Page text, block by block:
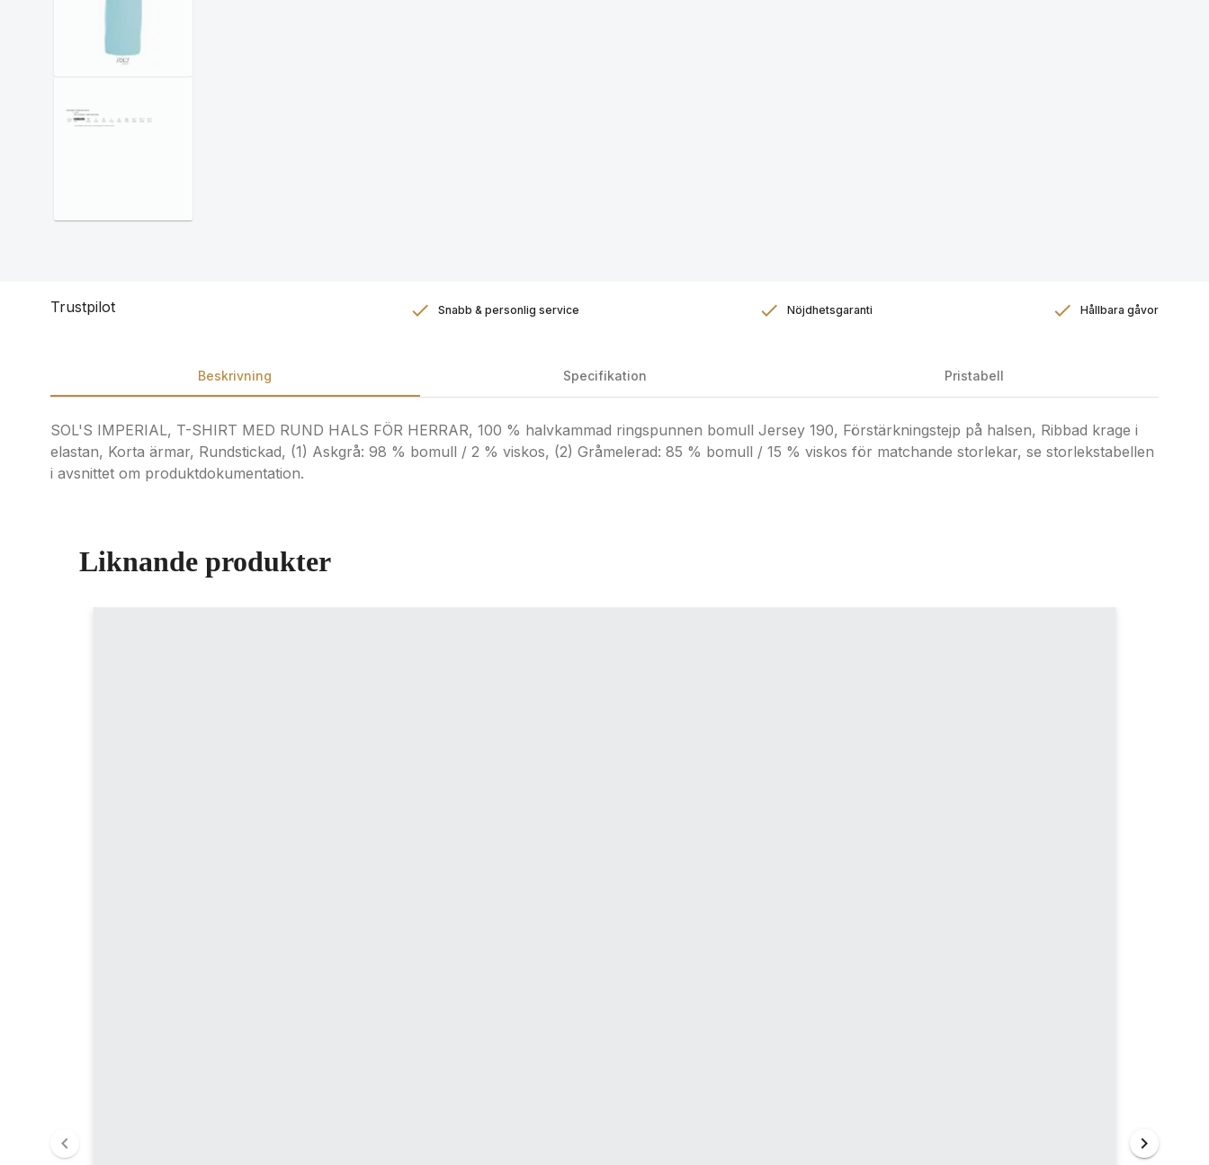
Trustpilot Snabb & personlig service Nöjdhetsgaranti Hållbara gåvor
Beskrivning Specifikation Pristabell
SOL'S IMPERIAL, T-SHIRT MED RUND HALS FÖR HERRAR, 100 % halvkammad ringspunnen bomull Jersey 190, Förstärkningstejp på halsen, Ribbad krage i
elastan, Korta ärmar, Rundstickad, (1) Askgrå: 98 % bomull / 2 % viskos, (2) Gråmelerad: 85 % bomull / 15 % viskos för matchande storlekar, se storlekstabellen
i avsnittet om produktdokumentation.
Liknande produkter